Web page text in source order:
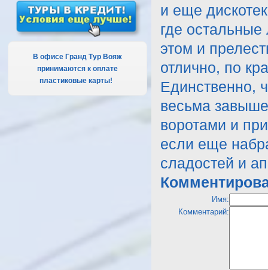
В офисе Гранд Тур Вояж
принимаются к оплате
пластиковые карты!
и еще
где
этом и
отлично, по
Единственно,
весьма
воротами и
если еще
сладостей и
Имя:
Комментарий: